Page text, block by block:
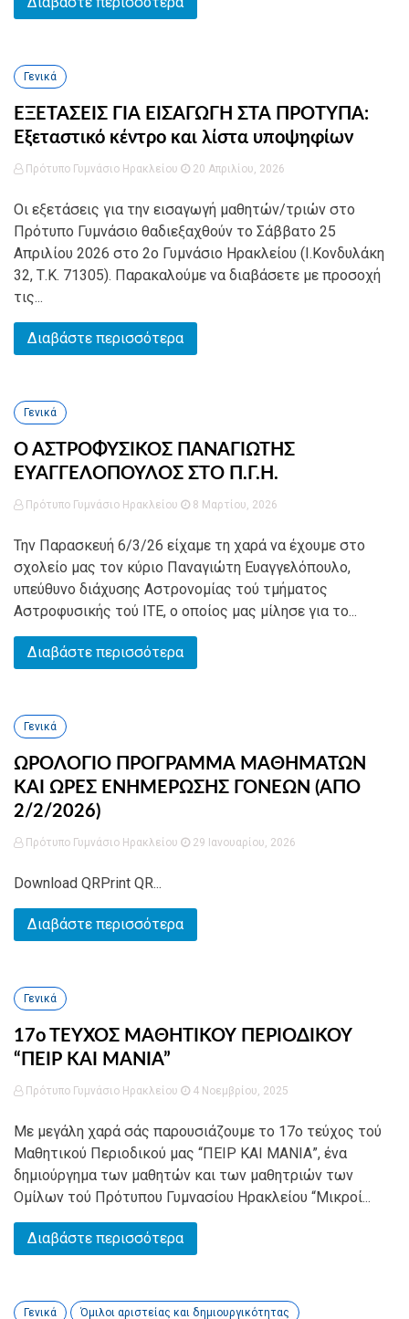
Γενικά
ΕΞΕΤΑΣΕΙΣ ΓΙΑ ΕΙΣΑΓΩΓΗ ΣΤΑ ΠΡΟΤΥΠΑ:
Εξεταστικό κέντρο και λίστα υποψηφίων
Πρότυπο Γυμνάσιο Ηρακλείου 20 Απριλίου, 2026
Οι εξετάσεις για την εισαγωγή μαθητών/τριών στο
Πρότυπο Γυμνάσιο θαδιεξαχθούν το Σάββατο 25
Απριλίου 2026 στο 2ο Γυμνάσιο Ηρακλείου (Ι.Κονδυλάκη
32, Τ.Κ. 71305). Παρακαλούμε να διαβάσετε με προσοχή
τις...
Διαβάστε περισσότερα
Γενικά
Ο ΑΣΤΡΟΦΥΣΙΚΟΣ ΠΑΝΑΓΙΩΤΗΣ
ΕΥΑΓΓΕΛΟΠΟΥΛΟΣ ΣΤΟ Π.Γ.Η.
Πρότυπο Γυμνάσιο Ηρακλείου 8 Μαρτίου, 2026
Την Παρασκευή 6/3/26 είχαμε τη χαρά να έχουμε στο
σχολείο μας τον κύριο Παναγιώτη Ευαγγελόπουλο,
υπεύθυνο διάχυσης Αστρονομίας τού τμήματος
Αστροφυσικής τού ΙΤΕ, ο οποίος μας μίλησε για το...
Διαβάστε περισσότερα
Γενικά
ΩΡΟΛΟΓΙΟ ΠΡΟΓΡΑΜΜΑ ΜΑΘΗΜΑΤΩΝ
ΚΑΙ ΩΡΕΣ ΕΝΗΜΕΡΩΣΗΣ ΓΟΝΕΩΝ (ΑΠΟ
2/2/2026)
Πρότυπο Γυμνάσιο Ηρακλείου 29 Ιανουαρίου, 2026
Download QRPrint QR...
Διαβάστε περισσότερα
Γενικά
17ο ΤΕΥΧΟΣ ΜΑΘΗΤΙΚΟΥ ΠΕΡΙΟΔΙΚΟΥ
“ΠΕΙΡ ΚΑΙ ΜΑΝΙΑ”
Πρότυπο Γυμνάσιο Ηρακλείου 4 Νοεμβρίου, 2025
Με μεγάλη χαρά σάς παρουσιάζουμε το 17ο τεύχος τού
Μαθητικού Περιοδικού μας “ΠΕΙΡ ΚΑΙ ΜΑΝΙΑ”, ένα
δημιούργημα των μαθητών και των μαθητριών των
Ομίλων τού Πρότυπου Γυμνασίου Ηρακλείου “Μικροί...
Διαβάστε περισσότερα
Γενικά Όμιλοι αριστείας και δημιουργικότητας